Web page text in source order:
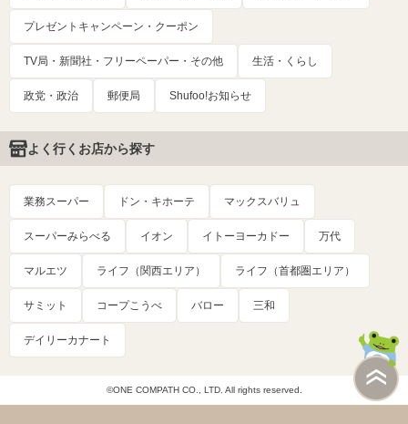
プレゼントキャンペーン・クーポン
TV局・新聞社・フリーペーパー・その他 生活・くらし
政党・政治 郵便局 Shufoo!お知らせ
よく行くお店から探す
業務スーパー ドン・キホーテ マックスバリュ
スーパーみらべる イオン イトーヨーカドー 万代
マルエツ ライフ（関西エリア） ライフ（首都圏エリア）
サミット コープこうべ バロー 三和
デイリーカナート
©ONE COMPATH CO., LTD. All rights reserved.